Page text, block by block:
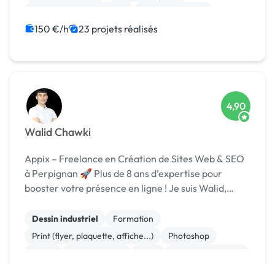
Installation de Script
Migration ou refonte de site
150 €/h 23 projets réalisés
Walid Chawki
4,90
Appix – Freelance en Création de Sites Web & SEO
à Perpignan 🚀 Plus de 8 ans d’expertise pour
booster votre présence en ligne ! Je suis Walid,
référencement SEO et développement sur mesure.
...
Dessin industriel
Formation
Print (flyer, plaquette, affiche...)
Photoshop